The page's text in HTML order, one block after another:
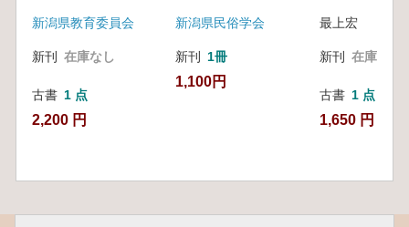
書
新潟県教育委員会
新刊 在庫なし
古書 1 点
2,200 円
新潟県民俗学会
新刊 1冊
1,100円
最上宏
新刊 在庫なし
古書 1 点
1,650 円